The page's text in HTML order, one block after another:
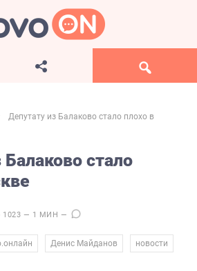
Депутату из Балаково стало плохо в
стало
1023 — 1 МИН —
Денис Майданов новости